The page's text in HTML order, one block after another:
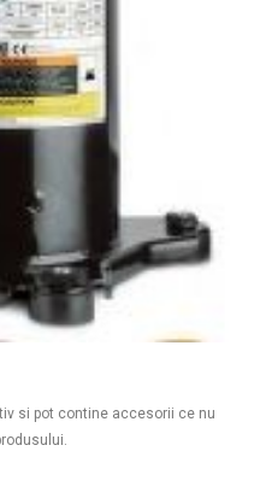
si pot contine accesorii ce nu